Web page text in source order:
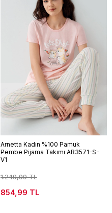
Arnetta Kadın %100 Pamuk
Pembe Pijama Takımı AR3571-S-
V1
1.249,99 TL
854,99 TL